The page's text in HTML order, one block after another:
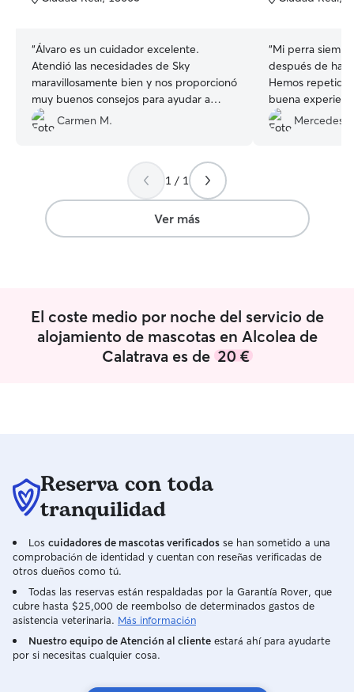
estrellas
“Álvaro es un cuidador excelente.
Atendió las necesidades de Sky
maravillosamente bien y nos proporcionó
muy buenos consejos para ayudar a
nuestra perra a ser más feliz e
independiente. Estuvo en constante
muy rápido a nuestros mensajes. Lo
recomendamos 100% Muchas gracias,
Álvaro!”
Carmen M.
estrellas
“Mi perra
después de
Hemos repetido
buena
muy amable
adaptado a
Mercedes
1 / 1
Ver más
El coste medio por noche del servicio de
alojamiento de mascotas en Alcolea de
Calatrava es de 20 €
Reserva con toda
tranquilidad
Los cuidadores de mascotas verificados se han sometido a una
comprobación de identidad y cuentan con reseñas verificadas de
otros dueños como tú.
Todas las reservas están respaldadas por la Garantía Rover, que
cubre hasta $25,000 de reembolso de determinados gastos de
asistencia veterinaria. Más información
Nuestro equipo de Atención al cliente estará ahí para ayudarte
por si necesitas cualquier cosa.